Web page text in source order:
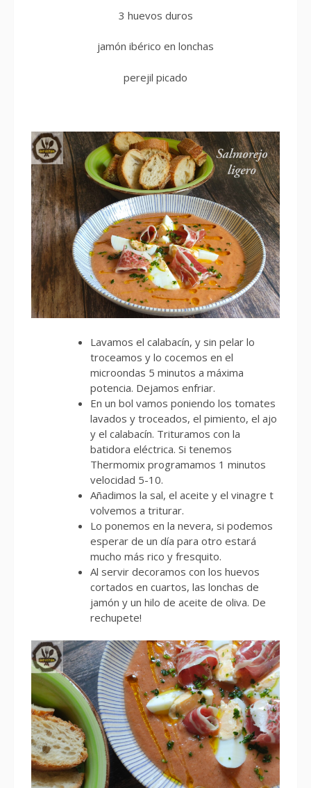
3 huevos duros
jamón ibérico en lonchas
perejil picado
Lavamos el calabacín, y sin pelar lo
troceamos y lo cocemos en el
microondas 5 minutos a máxima
potencia. Dejamos enfriar.
En un bol vamos poniendo los tomates
lavados y troceados, el pimiento, el ajo
y el calabacín. Trituramos con la
batidora eléctrica. Si tenemos
Thermomix programamos 1 minutos
velocidad 5-10.
Añadimos la sal, el aceite y el vinagre t
volvemos a triturar.
Lo ponemos en la nevera, si podemos
esperar de un día para otro estará
mucho más rico y fresquito.
Al servir decoramos con los huevos
cortados en cuartos, las lonchas de
jamón y un hilo de aceite de oliva. De
rechupete!